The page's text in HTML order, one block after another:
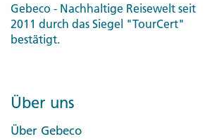
Gebeco - Nachhaltige Reisewelt seit
2011 durch das Siegel "TourCert"
bestätigt.
Über uns
Über Gebeco